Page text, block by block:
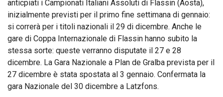
anticpiati i Campionati Italiani Assoluti di Flassin (Aosta),
inizialmente previsti per il primo fine settimana di gennaio:
si correrà per i titoli nazionali il 29 di dicembre. Anche le
gare di Coppa Internazionale di Flassin hanno subito la
stessa sorte: queste verranno disputate il 27 e 28
dicembre. La Gara Nazionale a Plan de Gralba prevista per il
27 dicembre è stata spostata al 3 gennaio. Confermata la
gara Nazionale del 30 dicembre a Latzfons.